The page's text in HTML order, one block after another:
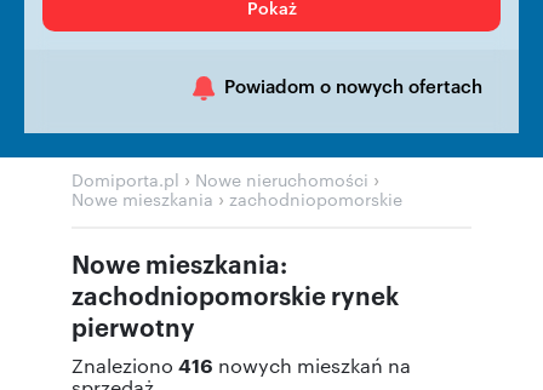
Pokaż
Powiadom o nowych ofertach
Domiporta.pl › Nowe nieruchomości ›
Nowe mieszkania › zachodniopomorskie
Nowe mieszkania:
zachodniopomorskie rynek
pierwotny
Znaleziono 416 nowych mieszkań na